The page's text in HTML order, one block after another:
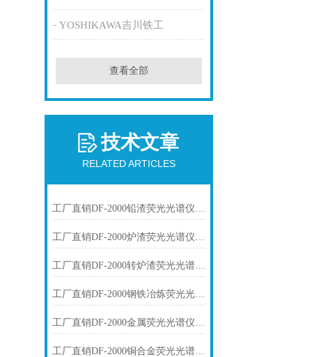
YOSHIKAWA吉川铁工
查看全部
技术文章
RELATED ARTICLES
工厂直销DF-2000铅渣荧光光谱仪技术参数
工厂直销DF-2000炉渣荧光光谱仪技术参数
工厂直销DF-2000转炉渣荧光光谱仪技术参数
工厂直销DF-2000钢铁冶炼荧光光谱仪技术参数
工厂直销DF-2000金属荧光光谱仪技术参数
工厂直销DF-2000铜合金荧光光谱仪技术参数